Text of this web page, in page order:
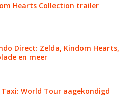
Hearts Collection trailer
Direct: Zelda, Kindom Hearts,
en meer
Taxi: World Tour aagekondigd